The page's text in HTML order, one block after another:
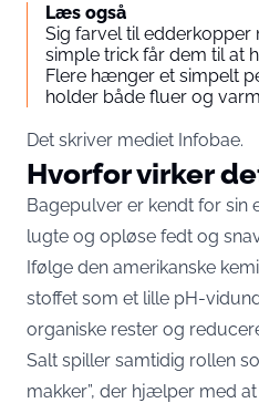
Læs også
Sig farvel til edderkopper
simple trick får dem til at
Flere hænger et simpelt
holder både fluer og
Det skriver mediet Infobae.
Hvorfor virker
Bagepulver er kendt for sin
lugte og opløse fedt og
Ifølge den amerikanske
stoffet som et lille pH-
organiske rester og
Salt spiller samtidig rollen
makker”, der hjælper med